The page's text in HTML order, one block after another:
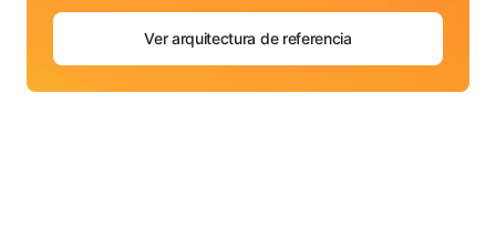
Ver arquitectura de referencia